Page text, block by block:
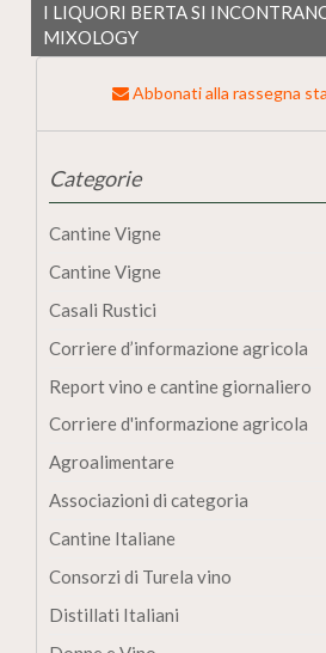
I LIQUORI BERTA SI
MIXOLOGY
Abbonati alla rassegna
Categorie
Cantine Vigne
Cantine Vigne
Casali Rustici
Corriere d’informazione agricola
Report vino e cantine giornaliero
Corriere d'informazione agricola
Agroalimentare
Associazioni di categoria
Cantine Italiane
Consorzi di Turela vino
Distillati Italiani